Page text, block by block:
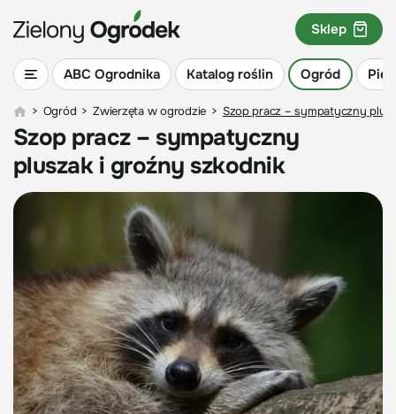
ABC Ogrodnika Katalog roślin Ogród
Sklep
> Ogród > Zwierzęta w ogrodzie > Szop pracz – sympatyczny
Szop pracz – sympatyczny
pluszak i groźny szkodnik